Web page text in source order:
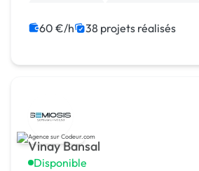
CSS, HTML, XML
Windows
60 €/h 38 projets réalisés
Vinay Bansal
Disponible